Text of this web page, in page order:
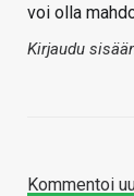
voi olla
Kirjaudu
Kommentoi